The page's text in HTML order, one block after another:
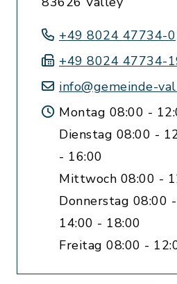
+49 8024 47734-0
+49 8024 47734-
info@gemeinde-
Montag 08:00 -
Dienstag 08:00 -
- 16:00
Mittwoch 08:00 -
Donnerstag 08:00
14:00 - 18:00
Freitag 08:00 -